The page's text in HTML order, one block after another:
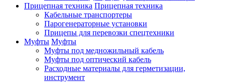
Прицепная техника Прицепная техника
Кабельные транспортеры
Парогенераторные установки
Прицепы для перевозки спецтехники
Муфты Муфты
Муфты под медножильный кабель
Муфты под оптический кабель
Расходные материалы для герметизации,
инструмент